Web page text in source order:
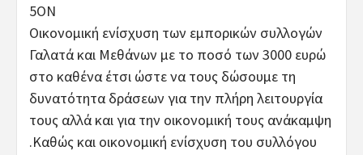
5ΟΝ
Οικονομική ενίσχυση των εμπορικών συλλογών
Γαλατά και Μεθάνων με το ποσό των 3000 ευρώ
στο καθένα έτσι ώστε να τους δώσουμε τη
δυνατότητα δράσεων για την πλήρη λειτουργία
τους αλλά και για την οικονομική τους ανάκαμψη
.Καθώς και οικονομική ενίσχυση του συλλόγου